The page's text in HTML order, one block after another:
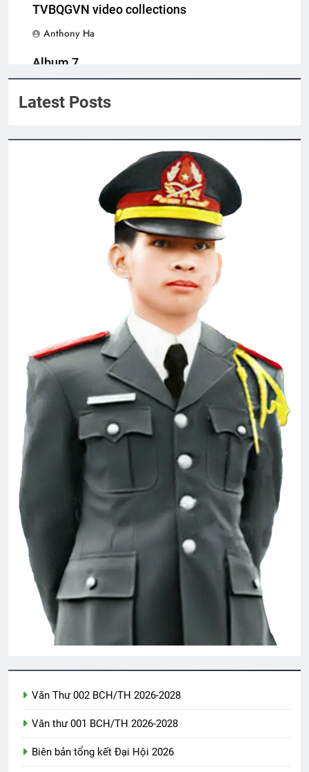
Mộng chiều xuân
TÔN CHỦ CỦA TÔI (Rabindranath
3 Years Ago
TVBQGVN video collections
Anthony Ha
Album 7
Latest Posts
Văn Thư 002 BCH/TH 2026-2028
Văn thư 001 BCH/TH 2026-2028
Biên bản tổng kết Đại Hội 2026